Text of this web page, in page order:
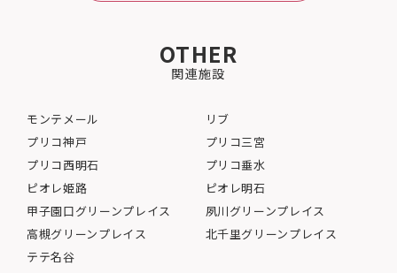
OTHER
関連施設
モンテメール
リブ
プリコ神戸
プリコ三宮
プリコ西明石
プリコ垂水
ピオレ姫路
ピオレ明石
甲子園口グリーンプレイス
夙川グリーンプレイス
高槻グリーンプレイス
北千里グリーンプレイス
テテ名谷